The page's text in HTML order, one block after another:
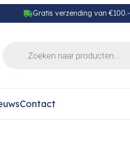
Gratis verzending van €100.-
Contact